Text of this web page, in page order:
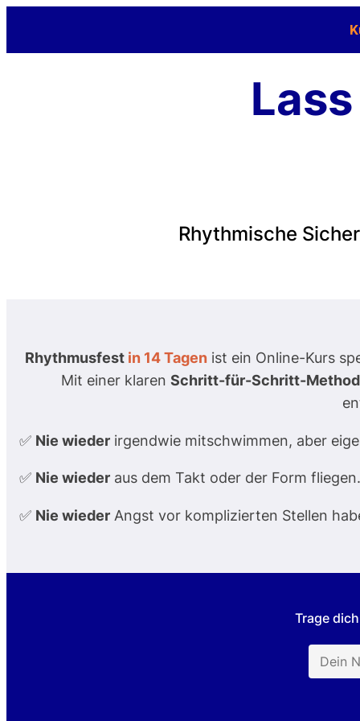
Rhythmische
Rhythmusfest in 14 Tagen ist ein Online-Kurs
Mit einer klaren Schritt-für-Schritt-
✅ Nie wieder irgendwie mitschwimmen, aber
✅ Nie wieder aus dem Takt oder der Form fliegen.
✅ Nie wieder Angst vor komplizierten Stellen
Trage